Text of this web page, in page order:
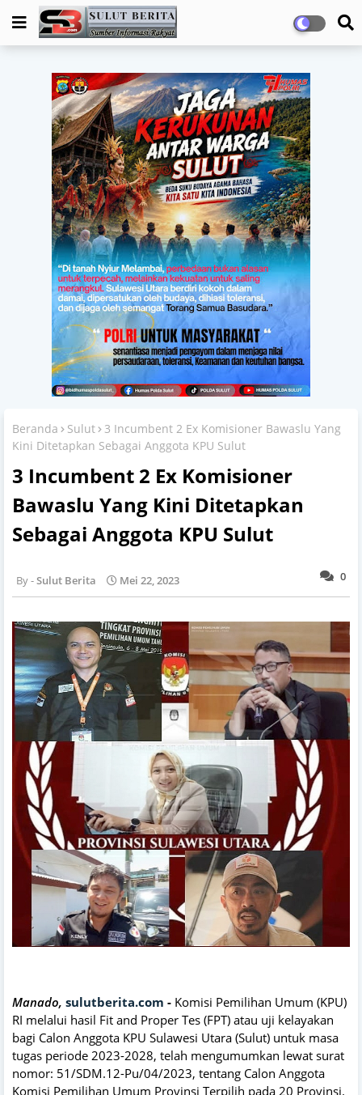
Beranda Sulut
3 Incumbent 2 Ex Komisioner Bawaslu Yang
Kini Ditetapkan Sebagai Anggota KPU Sulut
3 Incumbent 2 Ex Komisioner
Bawaslu Yang Kini Ditetapkan
Sebagai Anggota KPU Sulut
0
Sulut Berita Mei 22, 2023
Manado, sulutberita.com - Komisi Pemilihan Umum (KPU)
RI melalui hasil Fit and Proper Tes (FPT) atau uji kelayakan
bagi Calon Anggota KPU Sulawesi Utara (Sulut) untuk masa
tugas periode 2023-2028, telah mengumumkan lewat surat
nomor: 51/SDM.12-Pu/04/2023, tentang Calon Anggota
Komisi Pemilihan Umum Provinsi Terpilih pada 20 Provinsi.